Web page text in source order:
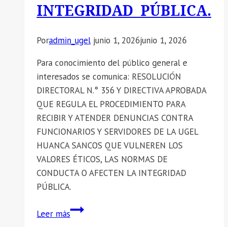
INTEGRIDAD PÚBLICA.
Poradmin_ugel junio 1, 2026junio 1, 2026
Para conocimiento del público general e
interesados se comunica: RESOLUCIÓN
DIRECTORAL N.° 356 Y DIRECTIVA APROBADA
QUE REGULA EL PROCEDIMIENTO PARA
RECIBIR Y ATENDER DENUNCIAS CONTRA
FUNCIONARIOS Y SERVIDORES DE LA UGEL
HUANCA SANCOS QUE VULNEREN LOS
VALORES ÉTICOS, LAS NORMAS DE
CONDUCTA O AFECTEN LA INTEGRIDAD
PÚBLICA.
Leer más📣